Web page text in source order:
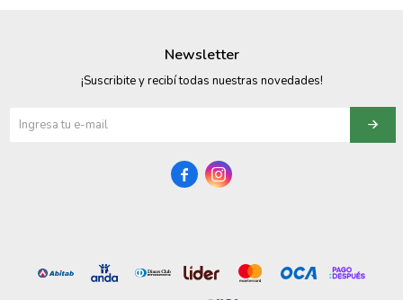
Newsletter
¡Suscribite y recibí todas nuestras novedades!
 